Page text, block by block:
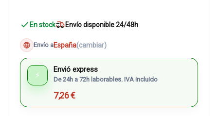
En stock Envío disponible 24/48h
Envío aEspaña(cambiar)
⚡
Envió express
De 24h a 72h laborables. IVA incluido
7,26 €